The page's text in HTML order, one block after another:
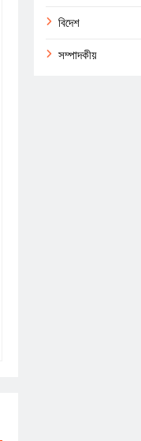
বিদেশ
সম্পাদকীয়